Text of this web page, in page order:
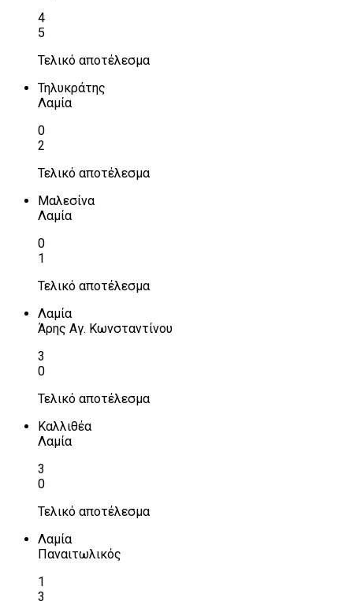
4
5
Τελικό αποτέλεσμα
Τηλυκράτης
Λαμία
0
2
Τελικό αποτέλεσμα
Μαλεσίνα
Λαμία
0
1
Τελικό αποτέλεσμα
Λαμία
Άρης Αγ. Κωνσταντίνου
3
0
Τελικό αποτέλεσμα
Καλλιθέα
Λαμία
3
0
Τελικό αποτέλεσμα
Λαμία
Παναιτωλικός
1
3